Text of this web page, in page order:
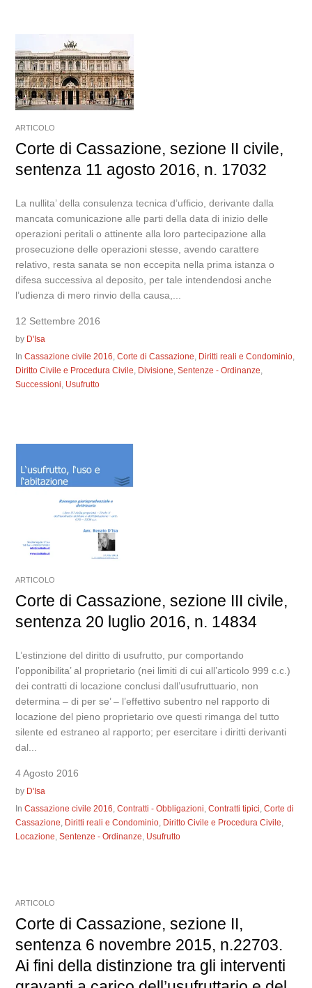
ARTICOLO
Corte di Cassazione, sezione II civile,
sentenza 11 agosto 2016, n. 17032
La nullita’ della consulenza tecnica d’ufficio, derivante dalla
mancata comunicazione alle parti della data di inizio delle
operazioni peritali o attinente alla loro partecipazione alla
prosecuzione delle operazioni stesse, avendo carattere
relativo, resta sanata se non eccepita nella prima istanza o
difesa successiva al deposito, per tale intendendosi anche
l’udienza di mero rinvio della causa,...
12 Settembre 2016
by D'Isa
InCassazione civile 2016,Corte di Cassazione, Diritti reali e Condominio,
Diritto Civile e Procedura Civile, Divisione,Sentenze - Ordinanze,
Successioni, Usufrutto
ARTICOLO
Corte di Cassazione, sezione III civile,
sentenza 20 luglio 2016, n. 14834
L’estinzione del diritto di usufrutto, pur comportando
l’opponibilita’ al proprietario (nei limiti di cui all’articolo 999 c.c.)
dei contratti di locazione conclusi dall’usufruttuario, non
determina – di per se’ – l’effettivo subentro nel rapporto di
locazione del pieno proprietario ove questi rimanga del tutto
silente ed estraneo al rapporto; per esercitare i diritti derivanti
dal...
4 Agosto 2016
by D'Isa
InCassazione civile 2016,Contratti - Obbligazioni,Contratti tipici,Corte di
Cassazione, Diritti reali e Condominio, Diritto Civile e Procedura Civile,
Locazione,Sentenze - Ordinanze, Usufrutto
ARTICOLO
Corte di Cassazione, sezione II,
sentenza 6 novembre 2015, n.22703.
Ai fini della distinzione tra gli interventi